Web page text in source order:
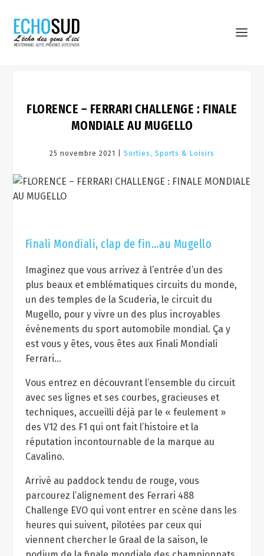
FLORENCE – FERRARI CHALLENGE : FINALE
MONDIALE AU MUGELLO
25 novembre 2021 | Sorties, Sports & Loisirs
Finali Mondiali, clap de fin…au Mugello
Imaginez que vous arrivez à l’entrée d’un des
plus beaux et emblématiques circuits du monde,
un des temples de la Scuderia, le circuit du
Mugello, pour y vivre un des plus incroyables
événements du sport automobile mondial. Ça y
est vous y êtes, vous êtes aux Finali Mondiali
Ferrari…
Vous entrez en découvrant l’ensemble du circuit
avec ses lignes et ses courbes, gracieuses et
techniques, accueilli déjà par le « feulement »
des V12 des F1 qui ont fait l’histoire et la
réputation incontournable de la marque au
Cavalino.
Arrivé au paddock tendu de rouge, vous
parcourez l’alignement des Ferrari 488
Challenge EVO qui vont entrer en scène dans les
heures qui suivent, pilotées par ceux qui
viennent chercher le Graal de la saison, le